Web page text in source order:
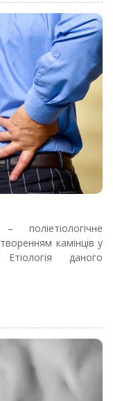
поліетіологічне
камінців у
даного